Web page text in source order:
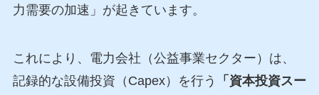
力需要の加速」が起きています。
これにより、電力会社（公益事業セクター）は、
記録的な設備投資（Capex）を行う
「資本投資スー